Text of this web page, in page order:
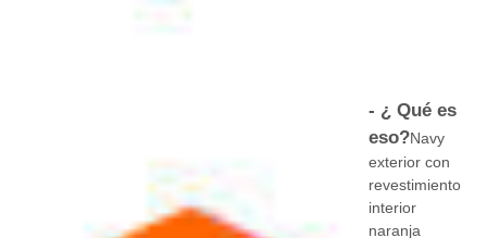
- ¿ Qué es
eso?Navy
exterior con
revestimiento
interior
naranja